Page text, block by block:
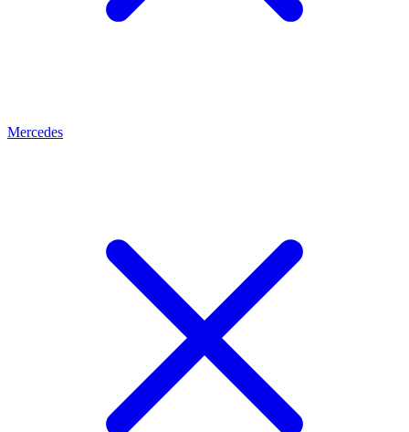
Mercedes